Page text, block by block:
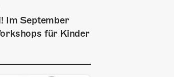
Im September
für Kinder